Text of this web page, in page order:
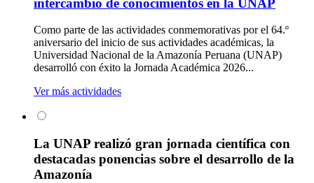
Como parte de las actividades conmemorativas por el 64.º
aniversario del inicio de sus actividades académicas, la
Universidad Nacional de la Amazonía Peruana (UNAP)
desarrolló con éxito la Jornada Académica 2026...
Ver más actividades
La UNAP realizó gran jornada científica con
destacadas ponencias sobre el desarrollo de la
Amazonía